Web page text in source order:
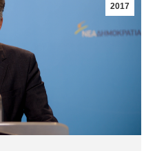
2017